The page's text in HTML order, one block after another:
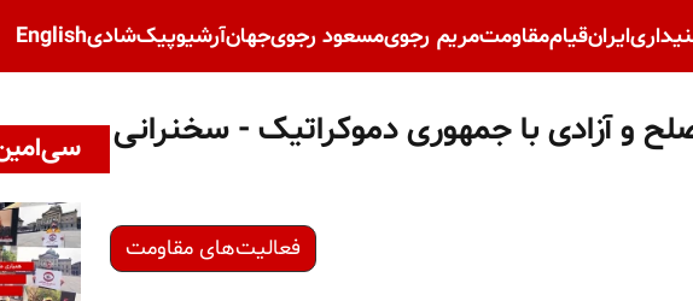
ایرانقیاممقاومتمریم رجویمسعود رجویجهانآرشیوپیک‌شادیEnglish
و آزادی با جمهوری دموکراتیک - سخنرانی
فعالیت‌های مقاومت